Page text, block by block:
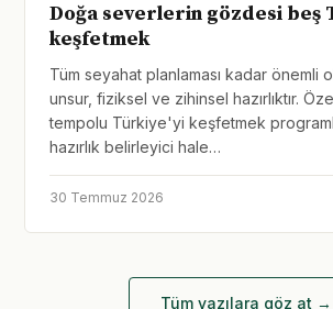
Doğa severlerin gözdesi beş
keşfetmek
Tüm seyahat planlaması kadar önemli
unsur, fiziksel ve zihinsel hazırlıktır.
tempolu Türkiye'yi keşfetmek
hazırlık belirleyici hale…
30 Temmuz 2026
Tüm yazılara göz at →